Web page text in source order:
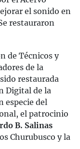
el sonido en
restauraron
de Técnicos y
de la
restaurada
Digital de la
especie del
el patrocinio
B. Salinas
Churubusco y la